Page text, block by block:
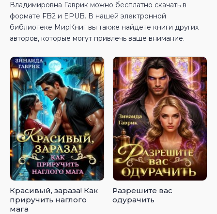
Владимировна Гаврик можно бесплатно скачать в
формате FB2 и EPUB. В нашей электронной
библиотеке МирКниг вы также найдете книги других
авторов, которые могут привлечь ваше внимание.
Красивый, зараза! Как
приручить наглого
мага
Разрешите вас
одурачить